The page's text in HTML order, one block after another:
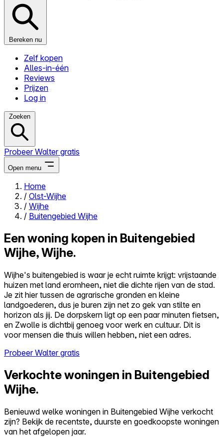
Bereken nu
Zelf kopen
Alles-in-één
Reviews
Prijzen
Log in
Zoeken
Probeer Walter gratis
Open menu
Close menu
Zelf kopen
Reviews
Prijzen
Log in
Probeer Walter gratis
Home
/ Olst-Wijhe
/ Wijhe
/ Buitengebied Wijhe
Een woning kopen in Buitengebied
Wijhe, Wijhe.
Wijhe's buitengebied is waar je echt ruimte krijgt: vrijstaande
huizen met land eromheen, niet die dichte rijen van de stad.
Je zit hier tussen de agrarische gronden en kleine
landgoederen, dus je buren zijn net zo gek van stilte en
horizon als jij. De dorpskern ligt op een paar minuten fietsen,
en Zwolle is dichtbij genoeg voor werk en cultuur. Dit is
voor mensen die thuis willen hebben, niet een adres.
Probeer Walter gratis
Verkochte woningen in Buitengebied
Wijhe.
Benieuwd welke woningen in Buitengebied Wijhe verkocht
zijn? Bekijk de recentste, duurste en goedkoopste woningen
van het afgelopen jaar.